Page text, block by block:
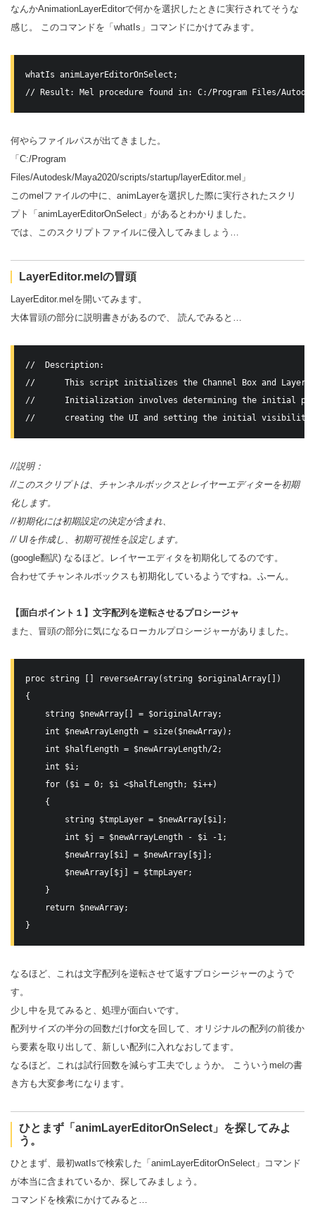
なんかAnimationLayerEditorで何かを選択したときに実行されてそうな
感じ。 このコマンドを「whatIs」コマンドにかけてみます。
whatIs animLayerEditorOnSelect;
// Result: Mel procedure found in: C:/Program Files/
何やらファイルパスが出てきました。
「C:/Program
Files/Autodesk/Maya2020/scripts/startup/layerEditor.mel」
このmelファイルの中に、animLayerを選択した際に実行されたスクリ
プト「animLayerEditorOnSelect」があるとわかりました。
では、このスクリプトファイルに侵入してみましょう…
LayerEditor.melの冒頭
LayerEditor.melを開いてみます。
大体冒頭の部分に説明書きがあるので、 読んでみると…
//  Description:
//      This script initializes the Channel Box and
//      Initialization involves determining the initial
//説明：
//このスクリプトは、チャンネルボックスとレイヤーエディターを初期
化します。
//初期化には初期設定の決定が含まれ、
// UIを作成し、初期可視性を設定します。
(google翻訳) なるほど。レイヤーエディタを初期化してるのです。
合わせてチャンネルボックスも初期化しているようですね。ふーん。
【面白ポイント１】文字配列を逆転させるプロシージャ
また、冒頭の部分に気になるローカルプロシージャーがありました。
proc string [] reverseArray(string $originalArray[])
{
    string $newArray[] = $originalArray;
    int $newArrayLength = size($newArray);
    int $halfLength = $newArrayLength/2;
    int $i;
    for ($i = 0; $i <$halfLength; $i++)
    {
        string $tmpLayer = $newArray[$i];
        int $j = $newArrayLength - $i -1;
        $newArray[$i] = $newArray[$j];
        $newArray[$j] = $tmpLayer;
    }
    return $newArray;
なるほど、これは文字配列を逆転させて返すプロシージャーのようで
す。
少し中を見てみると、処理が面白いです。
配列サイズの半分の回数だけfor文を回して、オリジナルの配列の前後か
ら要素を取り出して、新しい配列に入れなおしてます。
なるほど。これは試行回数を減らす工夫でしょうか。 こういうmelの書
き方も大変参考になります。
ひとまず「animLayerEditorOnSelect」を探してみよ
う。
ひとまず、最初watIsで検索した「animLayerEditorOnSelect」コマンド
が本当に含まれているか、探してみましょう。
コマンドを検索にかけてみると…